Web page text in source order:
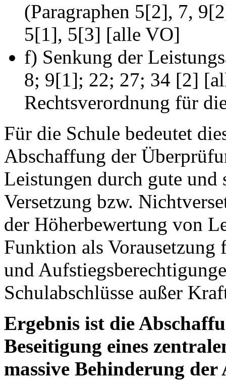
(Paragraphen 5[2], 7,
5[1], 5[3] [alle VO]
f) Senkung der
8; 9[1]; 22; 27; 34 [2]
Rechtsverordnung für
Für die Schule bedeutet
Abschaffung der
Leistungen durch gute und
Versetzung bzw.
der Höherbewertung von
Funktion als
und
Schulabschlüsse außer
Ergebnis ist die
Beseitigung eines
massive Behinderung